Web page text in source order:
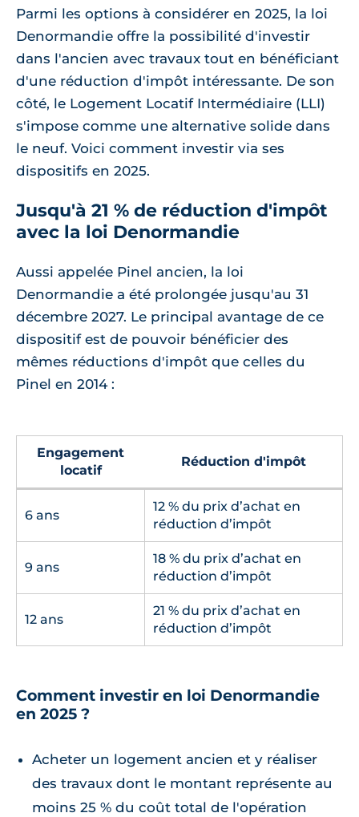
Parmi les options à considérer en 2025, la loi
Denormandie offre la possibilité d'investir
dans l'ancien avec travaux tout en bénéficiant
d'une réduction d'impôt intéressante. De son
côté, le Logement Locatif Intermédiaire (LLI)
s'impose comme une alternative solide dans
le neuf. Voici comment investir via ses
dispositifs en 2025.
Jusqu'à 21 % de réduction d'impôt
avec la loi Denormandie
Aussi appelée Pinel ancien, la loi
Denormandie a été prolongée jusqu'au 31
décembre 2027. Le principal avantage de ce
dispositif est de pouvoir bénéficier des
mêmes réductions d'impôt que celles du
Pinel en 2014 :
Engagement
locatif
Réduction d'impôt
6 ans
12 % du prix d’achat en
réduction d’impôt
9 ans
18 % du prix d’achat en
réduction d’impôt
12 ans
21 % du prix d’achat en
réduction d’impôt
Comment investir en loi Denormandie
en 2025 ?
Acheter un logement ancien et y réaliser
des travaux dont le montant représente au
moins 25 % du coût total de l'opération